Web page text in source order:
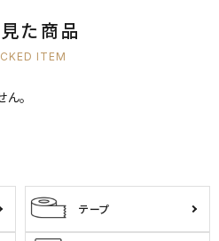
その他
た商品
ITEM
。
テープ